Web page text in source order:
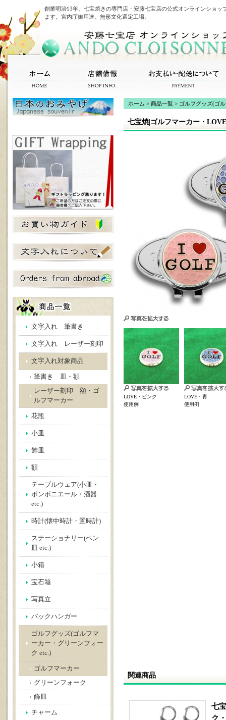
創業明治13年、七宝焼きの専門店・安藤七宝店の公式オンラインショ
ます。宮内庁御用達。無形文化選定工場。
文字入れ 筆書き
文字入れ レーザー刻印
文字入れ対象商品
筆書き 皿・額
レーザー刻印 額・ゴ
ルフマーカー
花瓶
小皿
飾皿
額
テーブルウェア(小皿・
ボンボニエール・酒器
etc.)
時計(懐中時計・置時計)
ステーショナリー(ペン
皿 etc.)
小箱
宝石箱
写真立
バックハンガー
ゴルフグッズ(ゴルフマ
ーカー・グリーンフォー
ク etc.)
ゴルフマーカー
グリーンフォーク
飾皿
チャーム
ホーム > 商品一覧 > ゴルフグッズ(ゴ
七宝焼|ゴルフマーカー・LOVE
LOVE・ピンク
使用例
LOVE・青
使用例
関連商品
七
ク